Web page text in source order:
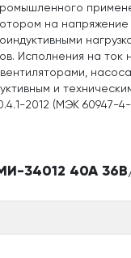
на
Исполнения на
и
2012 (МЭК 60947-
34012 40А